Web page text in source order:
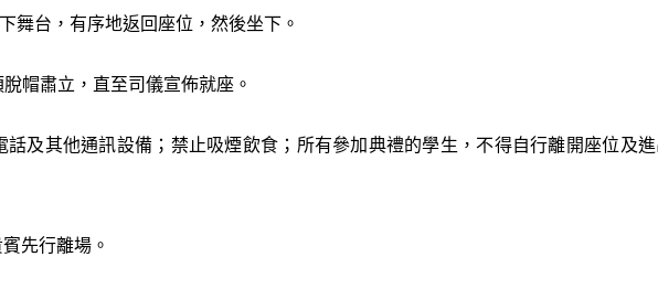
舞台，有序地返回座位，然後坐下。
帽肅立，直至司儀宣佈就座。
話及其他通訊設備；禁止吸煙飲食；所有參加典禮的學生，不得自行離開座位及
先行離場。